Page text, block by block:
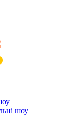
шоу